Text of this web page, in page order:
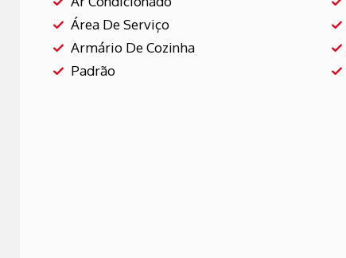
Área De Serviço
Armário De Cozinha
Padrão